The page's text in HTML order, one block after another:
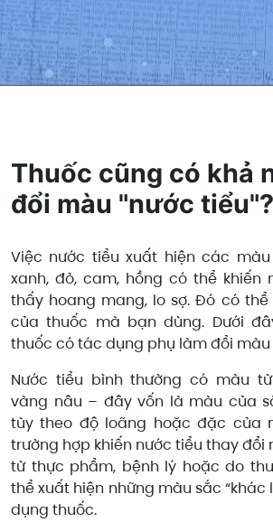
Thuốc cũng có khả
đổi màu "nước tiểu"?
Việc nước tiểu xuất hiện các
xanh, đỏ, cam, hồng có thể khiến
thấy hoang mang, lo sợ. Đó có
của thuốc mà bạn dùng. Dưới
thuốc có tác dụng phụ làm đổi màu
Nước tiểu bình thường có màu
vàng nâu – đây vốn là màu của
tùy theo độ loãng hoặc đặc của
trường hợp khiến nước tiểu thay đổi
từ thực phẩm, bệnh lý hoặc do
thể xuất hiện những màu sắc “khác
dụng thuốc.